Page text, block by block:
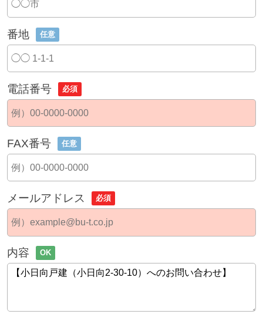
番地 任意
電話番号 必須
FAX番号 任意
メールアドレス 必須
内容 OK